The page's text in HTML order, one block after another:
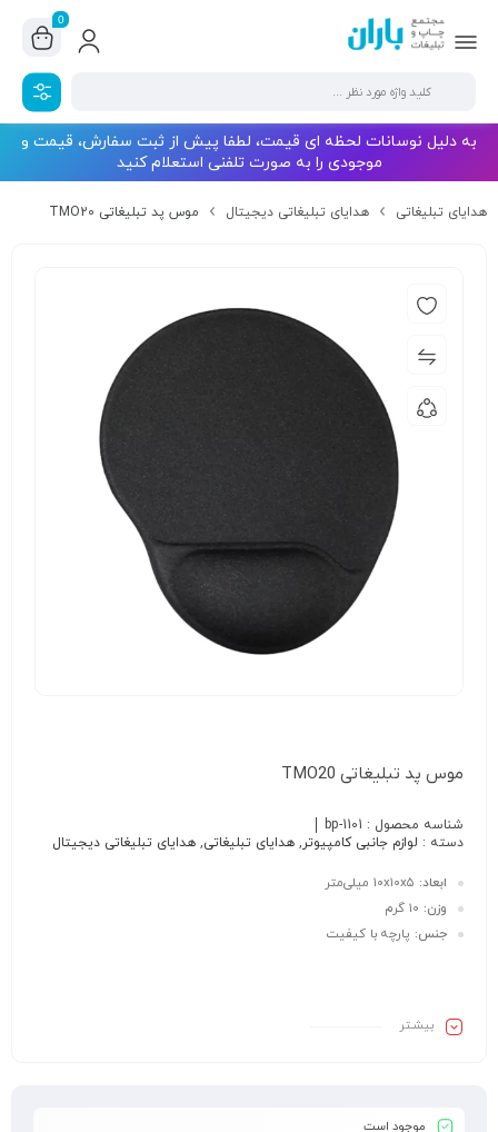
0
به دلیل نوسانات لحظه ای قیمت، لطفا پیش از ثبت سفارش، قیمت و
موجودی را به صورت تلفنی استعلام کنید
هدایای تبلیغاتی هدایای تبلیغاتی دیجیتال موس پد تبلیغاتی TMO20
موس پد تبلیغاتی TMO20
شناسه محصول : bp-1101
دسته : لوازم جانبی کامپیوتر, هدایای تبلیغاتی, هدایای تبلیغاتی دیجیتال
ابعاد:
وزن:
جنس: پارچه با کیفیت
بیشـتر
موجود است